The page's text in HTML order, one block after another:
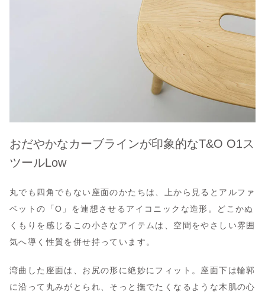
おだやかなカーブラインが印象的なT&O O1ス
ツールLow
丸でも四角でもない座面のかたちは、上から見るとアルファ
ベットの「O」を連想させるアイコニックな造形。どこかぬ
くもりを感じるこの小さなアイテムは、空間をやさしい雰囲
気へ導く性質を併せ持っています。
湾曲した座面は、お尻の形に絶妙にフィット。座面下は輪郭
に沿って丸みがとられ、そっと撫でたくなるような木肌の心